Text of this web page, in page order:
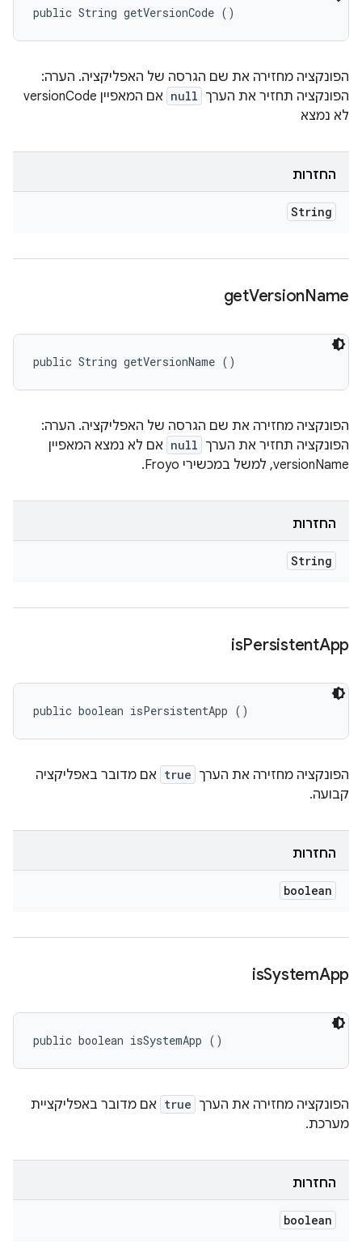
public String getVersionCode ()
הפונקציה מחזירה את שם הגרסה של האפליקציה. הערה:
הפונקציה תחזיר את הערך null
אם המאפיין versionCode
לא נמצא
החזרות
String
getVersionName
public String getVersionName ()
הפונקציה מחזירה את שם הגרסה של האפליקציה. הערה:
הפונקציה תחזיר את הערך null אם לא נמצא המאפיין
versionName, למשל במכשירי Froyo.
החזרות
String
isPersistentApp
public boolean isPersistentApp ()
הפונקציה מחזירה את הערך true אם מדובר באפליקציה
קבועה.
החזרות
boolean
isSystemApp
public boolean isSystemApp ()
הפונקציה מחזירה את הערך true אם מדובר באפליקציית
מערכת.
החזרות
boolean